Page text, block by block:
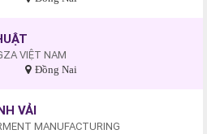
VIỆT NAM
Đồng Nai
VẢI
MANUFACTURING